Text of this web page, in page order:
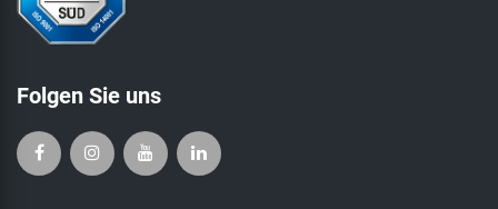
Folgen Sie uns